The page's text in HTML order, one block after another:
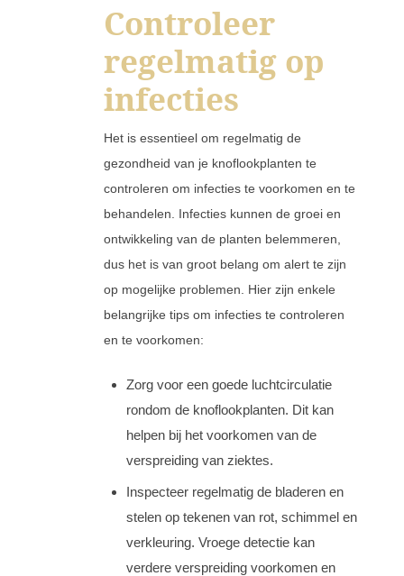
Controleer
regelmatig op
infecties
Het is essentieel om regelmatig de
gezondheid van je knoflookplanten te
controleren om infecties te voorkomen en te
behandelen. Infecties kunnen de groei en
ontwikkeling van de planten belemmeren,
dus het is van groot belang om alert te zijn
op mogelijke problemen. Hier zijn enkele
belangrijke tips om infecties te controleren
en te voorkomen:
Zorg voor een goede luchtcirculatie
rondom de knoflookplanten. Dit kan
helpen bij het voorkomen van de
verspreiding van ziektes.
Inspecteer regelmatig de bladeren en
stelen op tekenen van rot, schimmel en
verkleuring. Vroege detectie kan
verdere verspreiding voorkomen en